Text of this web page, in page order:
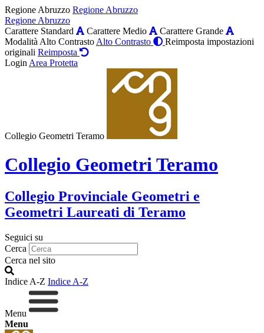
Regione Abruzzo Regione Abruzzo
Regione Abruzzo
Carattere Standard
Carattere Medio
Carattere Grande
Modalità Alto Contrasto Alto Contrasto
Reimposta impostazioni
originali Reimposta
Login Area Protetta
Collegio Geometri Teramo
Collegio Geometri Teramo
Collegio Provinciale Geometri e
Geometri Laureati di Teramo
Seguici su
Cerca
Cerca nel sito
Indice A-Z Indice A-Z
Menu
Menu